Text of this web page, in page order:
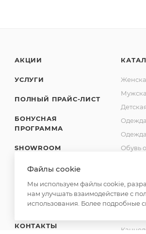
АКЦИИ
УСЛУГИ
ПОЛНЫЙ ПРАЙС-ЛИСТ
БОНУСНАЯ
ПРОГРАММА
SHOWROOM
ДОСТАВКА
ОПЛАТА
О НАС
КОНТАКТЫ
Обувь
Файлы cookie
Мы используем файлы cookie,
нам улучшать взаимодействие с
использования. Более подробные